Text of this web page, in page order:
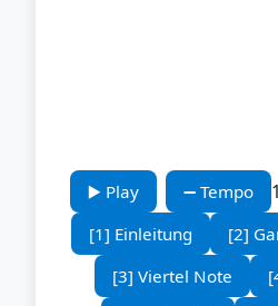
▶️ Play ➖ Tempo
[1] Einleitung
[2]
[3] Viertel Note